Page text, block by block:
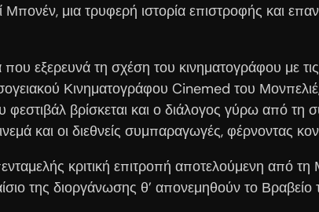
μια τρυφερή ιστορία επιστροφής και
εξερευνά τη σχέση του κινηματογράφου με
Κινηματογράφου Cinemed του
φεστιβάλ βρίσκεται και ο διάλογος γύρω από
και οι διεθνείς συμπαραγωγές, φέρνοντας
πενταμελής κριτική επιτροπή αποτελούμενη
της διοργάνωσης θ’ απονεμηθούν το Βραβείο